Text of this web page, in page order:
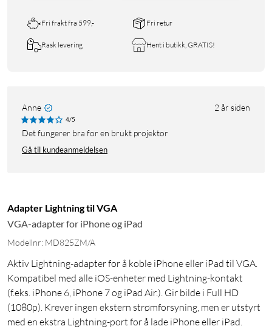
Fri frakt fra 599,- Fri retur
Rask levering Hent i butikk, GRATIS!
Anne 2 år siden
4/5
Det fungerer bra for en brukt projektor
Gå til kundeanmeldelsen
Adapter Lightning til VGA
VGA-adapter for iPhone og iPad
Modellnr: MD825ZM/A
Aktiv Lightning-adapter for å koble iPhone eller iPad til VGA.
Kompatibel med alle iOS-enheter med Lightning-kontakt
(f.eks. iPhone 6, iPhone 7 og iPad Air.). Gir bilde i Full HD
(1080p). Krever ingen ekstern strømforsyning, men er utstyrt
med en ekstra Lightning-port for å lade iPhone eller iPad.